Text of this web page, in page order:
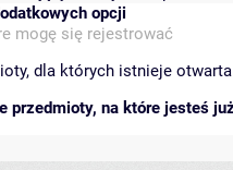
opcji
mogę się rejestrować
dla których istnieje
przedmioty, na które jesteś